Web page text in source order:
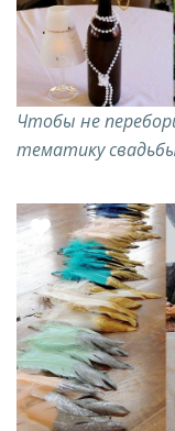
Чтобы не
тематику